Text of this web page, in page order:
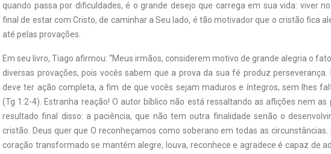
quando passa por dificuldades, é o grande desejo que carrega em sua vida: viver
final de estar com Cristo, de caminhar a Seu lado, é tão motivador que o cristão fica
até pelas provações.
Em seu livro, Tiago afirmou: “Meus irmãos, considerem motivo de grande alegria o
diversas provações, pois vocês sabem que a prova da sua fé produz perseverança.
deve ter ação completa, a fim de que vocês sejam maduros e íntegros, sem lhes
(Tg 1:2-4). Estranha reação! O autor bíblico não está ressaltando as aflições nem as
resultado final disso: a paciência, que não tem outra finalidade senão o
cristão. Deus quer que O reconheçamos como soberano em todas as
coração transformado se mantém alegre, louva, reconhece e agradece é capaz de